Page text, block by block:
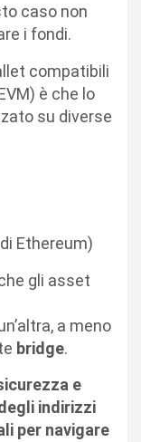
caso non
i fondi.
compatibili
è che lo
su diverse
Ethereum)
gli asset
a meno
bridge.
e
indirizzi
per navigare